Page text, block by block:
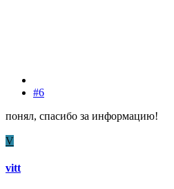
#6
понял, спасибо за информацию!
V
vitt